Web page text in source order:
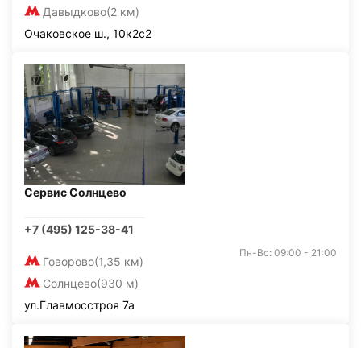
Давыдково(2 км)
Очаковское ш., 10к2с2
Сервис Солнцево
+7 (495) 125-38-41
Говорово(1,35 км)
Солнцево(930 м)
Пн-Вс: 09:00 - 21:00
ул.Главмосстроя 7а